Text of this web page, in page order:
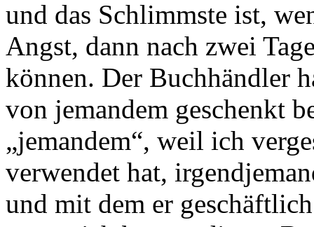
und das Schlimmste ist,
Angst, dann nach zwei
können. Der Buchhändler
von jemandem geschenkt
„jemandem“, weil ich
verwendet hat,
und mit dem er